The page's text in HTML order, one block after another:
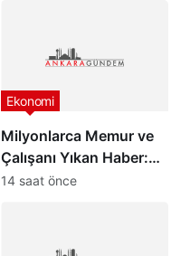
Milyonlarca Memur ve
Çalışanı Yıkan Haber:
Zam Oranlarında
Ekonomi
14 saat önce